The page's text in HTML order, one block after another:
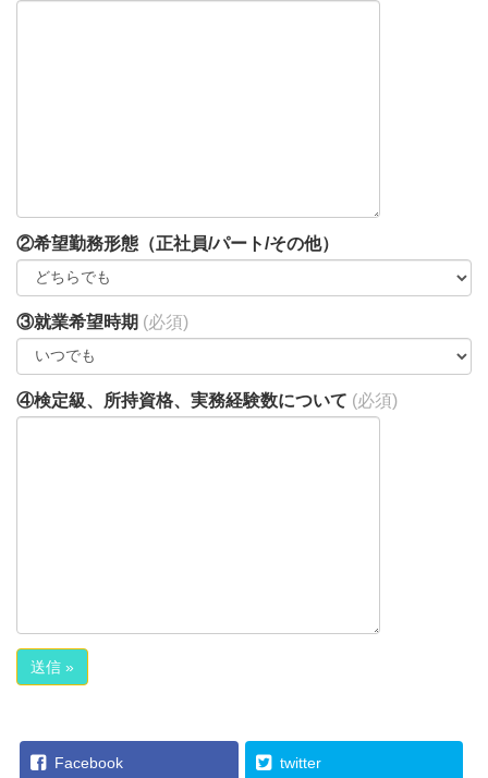
②希望勤務形態（正社員/パート/その他）
③就業希望時期 (必須)
④検定級、所持資格、実務経験数について (必須)
Facebook twitter